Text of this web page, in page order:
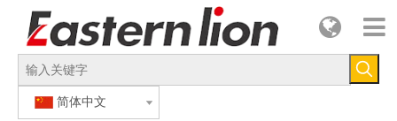
简体中文